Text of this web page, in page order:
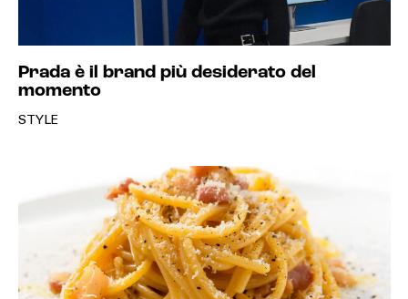
Prada è il brand più desiderato del
momento
STYLE